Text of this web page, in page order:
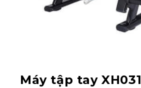
Máy tập tay XH031